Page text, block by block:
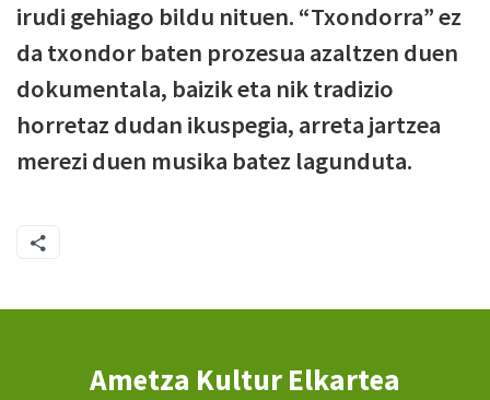
irudi gehiago bildu nituen. “Txondorra” ez
da txondor baten prozesua azaltzen duen
dokumentala, baizik eta nik tradizio
horretaz dudan ikuspegia, arreta jartzea
merezi duen musika batez lagunduta.
Ametza Kultur Elkartea